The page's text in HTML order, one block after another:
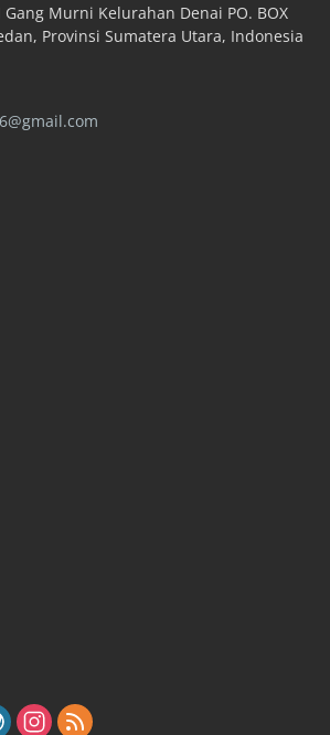
Gang Murni Kelurahan Denai PO. BOX
Provinsi Sumatera Utara, Indonesia